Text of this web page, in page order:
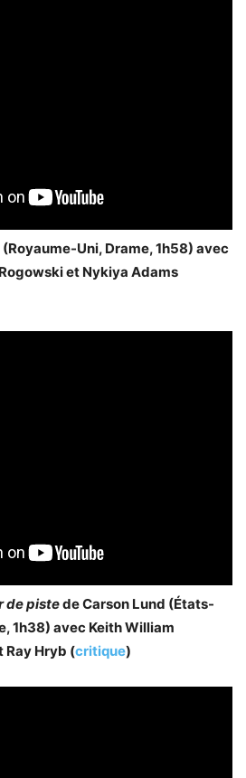
Uni, Drame, 1h58) avec
et Nykiya Adams
de pistede Carson Lund (États-
1h38) avec Keith William
Ray Hryb (critique)